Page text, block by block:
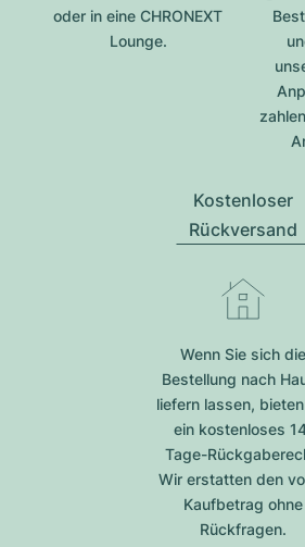
oder in eine CHRONEXT
Lounge.
Kostenloser
Rückversand
Wenn Sie sich die
Bestellung nach
liefern lassen,
ein kostenloses
Tage-
Wir erstatten den
Kaufbetrag ohne
Rückfragen.